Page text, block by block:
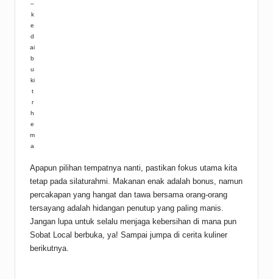
–
k
e
d
ai
b
u
ki
t
r
h
e
m
a
Apapun pilihan tempatnya nanti, pastikan fokus utama kita
tetap pada silaturahmi. Makanan enak adalah bonus, namun
percakapan yang hangat dan tawa bersama orang-orang
tersayang adalah hidangan penutup yang paling manis.
Jangan lupa untuk selalu menjaga kebersihan di mana pun
Sobat Local berbuka, ya! Sampai jumpa di cerita kuliner
berikutnya.